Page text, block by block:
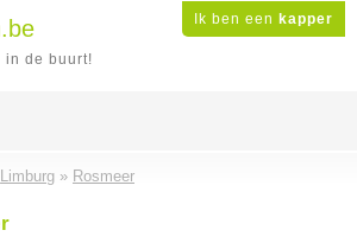
Ik ben een kapper
in de buurt!
Limburg » Rosmeer